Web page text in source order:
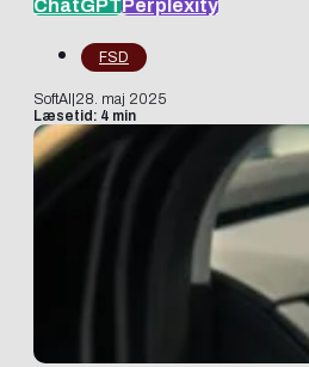
ChatGPTPerplexity
FSD
SoftAI 28. maj 2025
Læsetid: 4 min